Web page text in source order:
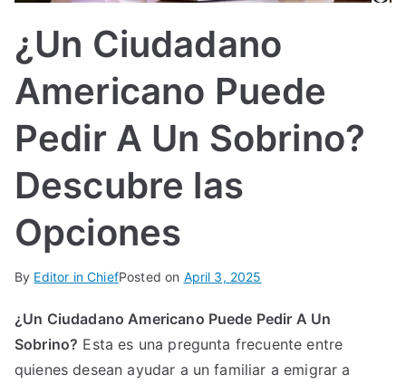
G
R
¿Un Ciudadano
Americano Puede
Pedir A Un Sobrino?
Descubre las
Opciones
By Editor in ChiefPosted on April 3, 2025
¿Un Ciudadano Americano Puede Pedir A Un
Sobrino? Esta es una pregunta frecuente entre
quienes desean ayudar a un familiar a emigrar a